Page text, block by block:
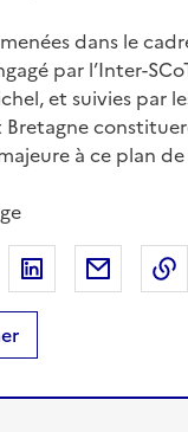
dans le
par l’Inter-
et suivies par
Bretagne
à ce plan de
sur Facebook
Partager sur XPartager sur